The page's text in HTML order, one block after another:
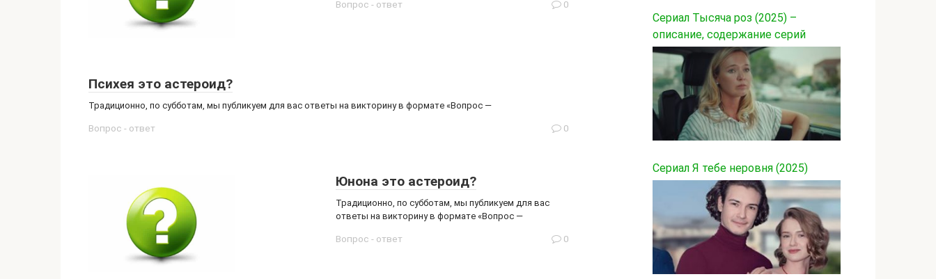
Вопрос - ответ 0
Психея это астероид?
Традиционно, по субботам, мы публикуем для вас ответы на викторину в формате «Вопрос —
Вопрос - ответ 0
Юнона это астероид?
Традиционно, по субботам, мы публикуем для вас
ответы на викторину в формате «Вопрос —
Вопрос - ответ 0
Сериал Тысяча роз (2025) –
описание, содержание серий
Сериал Я тебе неровня (2025)